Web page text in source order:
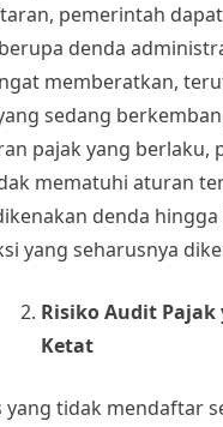
pemerintah
denda
memberatkan,
sedang
pajak yang berlaku,
mematuhi aturan
denda hingga
yang seharusnya
Risiko Audit Pajak
Ketat
yang tidak mendaftar